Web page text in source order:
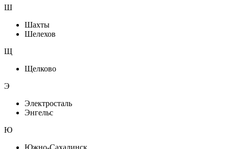
Ш
Шахты
Шелехов
Щ
Щелково
Э
Электросталь
Энгельс
Ю
Южно-Сахалинск